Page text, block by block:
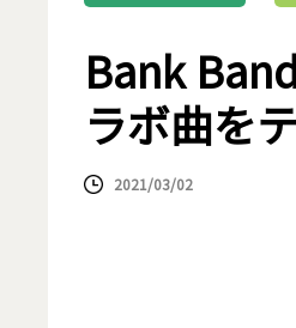
Bank
ラボ曲を
2021/03/02